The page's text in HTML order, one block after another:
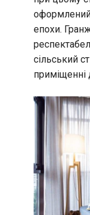
оформлений
епохи.
сільський